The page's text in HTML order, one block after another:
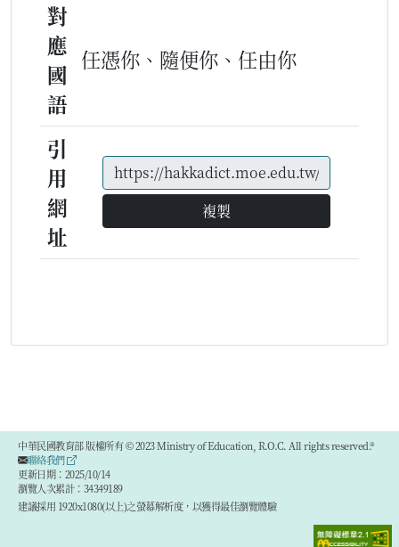
對
應
國
語
任憑你、隨便你、任由你
引
用
網
址
複製
中華民國教育部 版權所有 © 2023 Ministry of Education, R.O.C. All rights reserved.®
聯絡我們
更新日期：2025/10/14
瀏覽人次累計：34349189
建議採用 1920x1080(以上)之螢幕解析度，以獲得最佳瀏覽體驗